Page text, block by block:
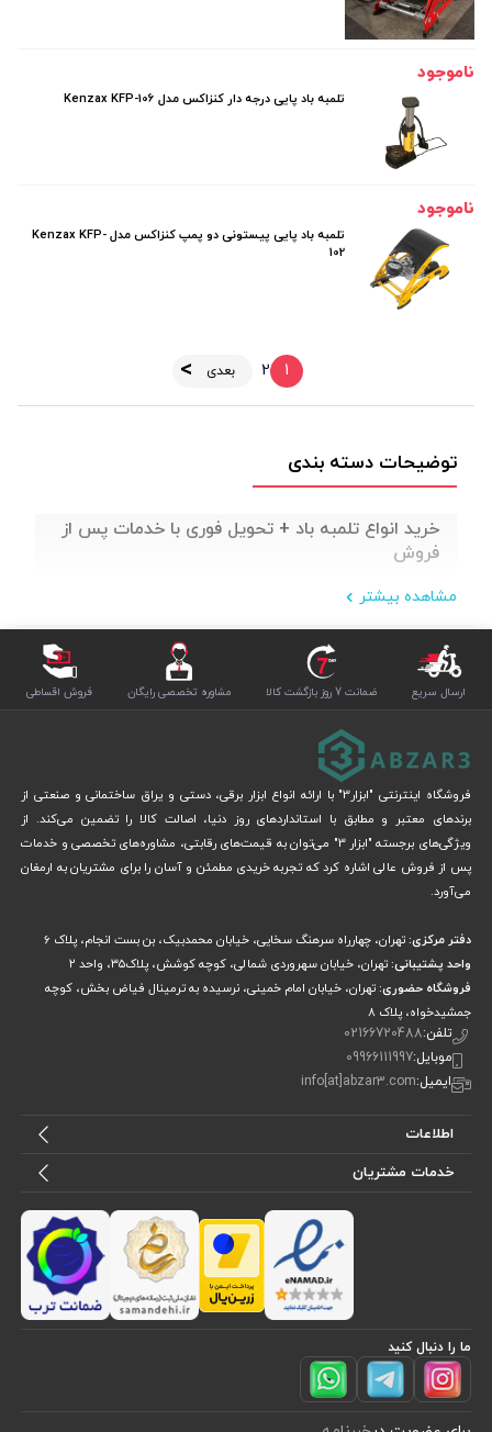
ناموجود
تلمبه باد پايی درجه دار کنزاکس مدل Kenzax KFP-106
ناموجود
تلمبه باد پايی پيستونی دو پمپ کنزاکس مدل Kenzax KFP-
102
1
2 بعدی
توضیحات دسته بندی
خرید انواع تلمبه باد + تحویل فوری با خدمات پس از
فروش
مشاهده بیشتر
ارسال سریع ضمانت 7 روز بازگشت کالا مشاوره تخصصی رایگان فروش اقساطی
فروشگاه اینترنتی "ابزار3" با ارائه انواع ابزار برقی، دستی و یراق ساختمانی و صنعتی از
برندهای معتبر و مطابق با استانداردهای روز دنیا، اصالت کالا را تضمین می‌کند. از
ویژگی‌های برجسته "ابزار 3" می‌توان به قیمت‌های رقابتی، مشاوره‌های تخصصی و خدمات
پس از فروش عالی اشاره کرد که تجربه خریدی مطمئن و آسان را برای مشتریان به ارمغان
می‌آورد.
دفتر مرکزی:تهران، چهارراه سرهنگ سخایی، خیابان محمدبیک، بن بست انجام، پلاک 6
واحد پشتیبانی:تهران، خیابان سهروردی شمالی، کوچه کوشش، پلاک۳۵، واحد ۲
فروشگاه حضوری:تهران، خیابان امام خمینی، نرسیده به ترمینال فیاض بخش، کوچه
جمشیدخواه، پلاک ۸
تلفن:02166720488
موبایل:09966111997
ایمیل:info[at]abzar3.com
اطلاعات
خدمات مشتریان
ما را دنبال کنید